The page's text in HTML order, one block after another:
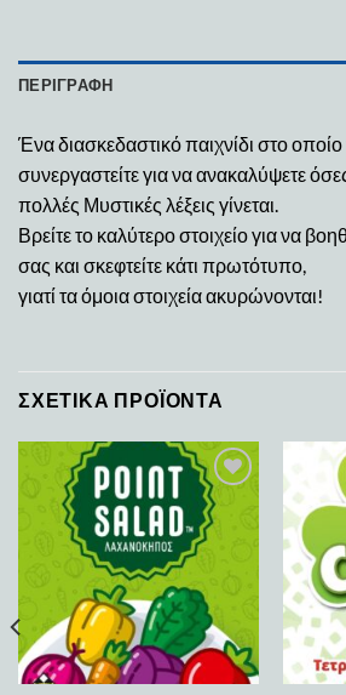
ΠΕΡΙΓΡΑΦΉ
Ένα διασκεδαστικό παιχνίδι στο
συνεργαστείτε για να ανακαλύψετε
πολλές Μυστικές λέξεις γίνεται.
Βρείτε το καλύτερο στοιχείο για να
σας και σκεφτείτε κάτι πρωτότυπο,
γιατί τα όμοια στοιχεία ακυρώνονται!
ΣΧΕΤΙΚΆ ΠΡΟΪΌΝΤΑ
Add to
wishlist